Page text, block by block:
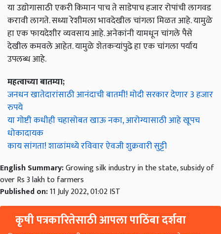
या उद्योगासाठी एकरी किमान पाच ते साडेपाच हजार रोपांची लागवड
करावी लागते. सध्या रेशीमला भावदेखील चांगला मिळत आहे. यामुळे
हा एक फायदेशीर व्यवसाय आहे. अनेकांनी यामधून चांगले पैसे
देखील कमवले आहेत. यामुळे शेतकऱ्यांपुढे हा एक चांगला पर्याय
उपलब्ध आहे.
महत्वाच्या बातम्या;
जनधन खातेदारांसाठी आनंदाची बातमी! मोदी सरकार देणार 3 हजार
रुपये
या गोष्टी कधीही चहासोबत खाऊ नका, आरोग्यासाठी आहे खूपच
धोकादायक
काय सांगता! शाळांमध्ये रविवार ऐवजी शुक्रवारी सुट्टी
English Summary:Growing silk industry in the state, subsidy of
over Rs 3 lakh to farmers
Published on:11 July 2022, 01:02 IST
कृषी पत्रकारितेसाठी आपला पाठिंबा दर्शवा